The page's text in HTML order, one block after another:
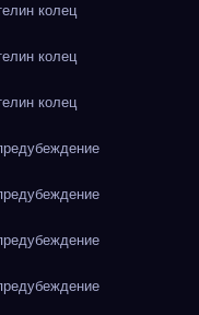
колец
колец
колец